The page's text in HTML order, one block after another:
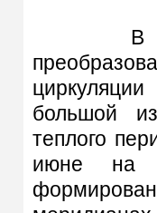
В
большой
теплого
июне на